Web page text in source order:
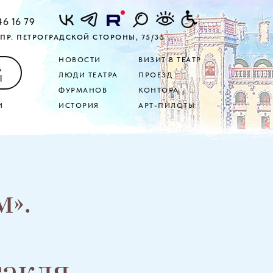
16 79
ПЕТРОГРАДСКОЙ СТОРОНЫ, 75/35
АРТ-ПИЛОТЫ
КОНТОРА
ПРОЕЗД
ВИЗИТ В ТЕАТР
НОВОСТИ
ИСТОРИЯ
ФУРМАНОВ
ЛЮДИ ТЕАТРА